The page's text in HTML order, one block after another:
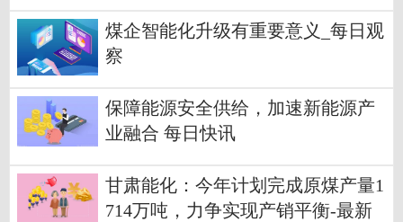
煤企智能化升级有重要意义_每日观
察
保障能源安全供给，加速新能源产
业融合 每日快讯
甘肃能化：今年计划完成原煤产量1
714万吨，力争实现产销平衡-最新